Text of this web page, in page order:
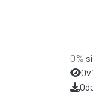
0%
0
0